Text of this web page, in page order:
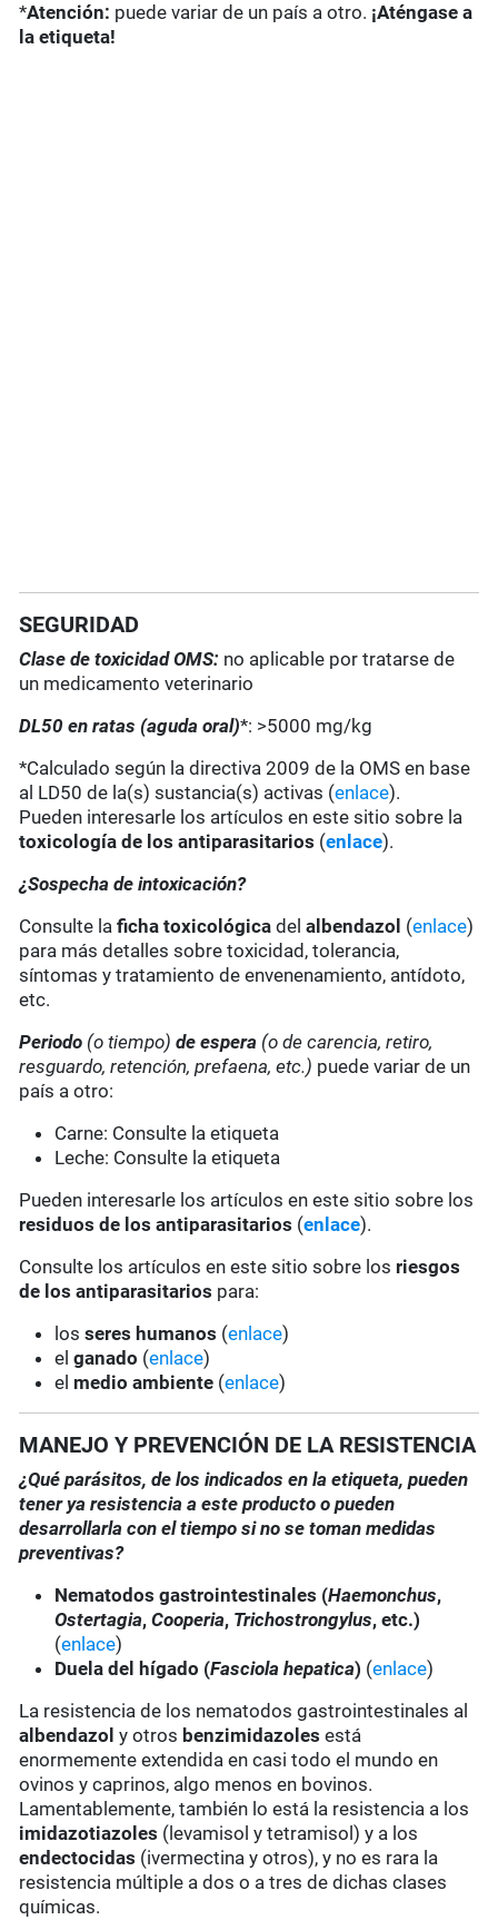
*Atención: puede variar de un país a otro. ¡Aténgase a
la etiqueta!
SEGURIDAD
Clase de toxicidad OMS: no aplicable por tratarse de
un medicamento veterinario
DL50 en ratas (aguda oral)*: >5000 mg/kg
*Calculado según la directiva 2009 de la OMS en base
al LD50 de la(s) sustancia(s) activas (enlace).
Pueden interesarle los artículos en este sitio sobre la
toxicología de los antiparasitarios (enlace).
¿Sospecha de intoxicación?
Consulte laficha toxicológica delalbendazol (enlace)
para más detalles sobre toxicidad, tolerancia,
síntomas y tratamiento de envenenamiento, antídoto,
etc.
Periodo (o tiempo) de espera (o de carencia, retiro,
resguardo, retención, prefaena, etc.) puede variar de un
país a otro:
Carne: Consulte la etiqueta
Leche: Consulte la etiqueta
Pueden interesarle los artículos en este sitio sobre los
residuos de los antiparasitarios (enlace).
Consulte los artículos en este sitio sobre los riesgos
de los antiparasitarios para:
losseres humanos (enlace)
elganado (enlace)
el medio ambiente (enlace)
MANEJO Y PREVENCIÓN DE LA RESISTENCIA
¿Qué parásitos, de los indicados en la etiqueta, pueden
tener ya resistencia a este producto o pueden
desarrollarla con el tiempo si no se toman medidas
preventivas?
Nematodos gastrointestinales (Haemonchus,
Ostertagia,Cooperia, Trichostrongylus, etc.)
(enlace)
Duela del hígado (Fasciola hepatica) (enlace)
La resistencia de los nematodos gastrointestinales al
albendazoly otros benzimidazoles está
enormemente extendida en casi todo el mundo en
ovinos y caprinos, algo menos en bovinos.
Lamentablemente, también lo está la resistencia a los
imidazotiazoles (levamisol y tetramisol) y a los
endectocidas (ivermectina y otros), y no es rara la
resistencia múltiple a dos o a tres de dichas clases
químicas.